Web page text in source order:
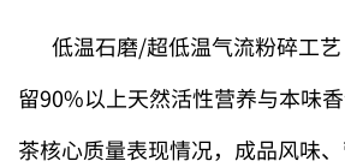
低温石磨/超低温气流粉碎工
留90%以上天然活性营养与本味
茶核心质量表现情况，成品风味